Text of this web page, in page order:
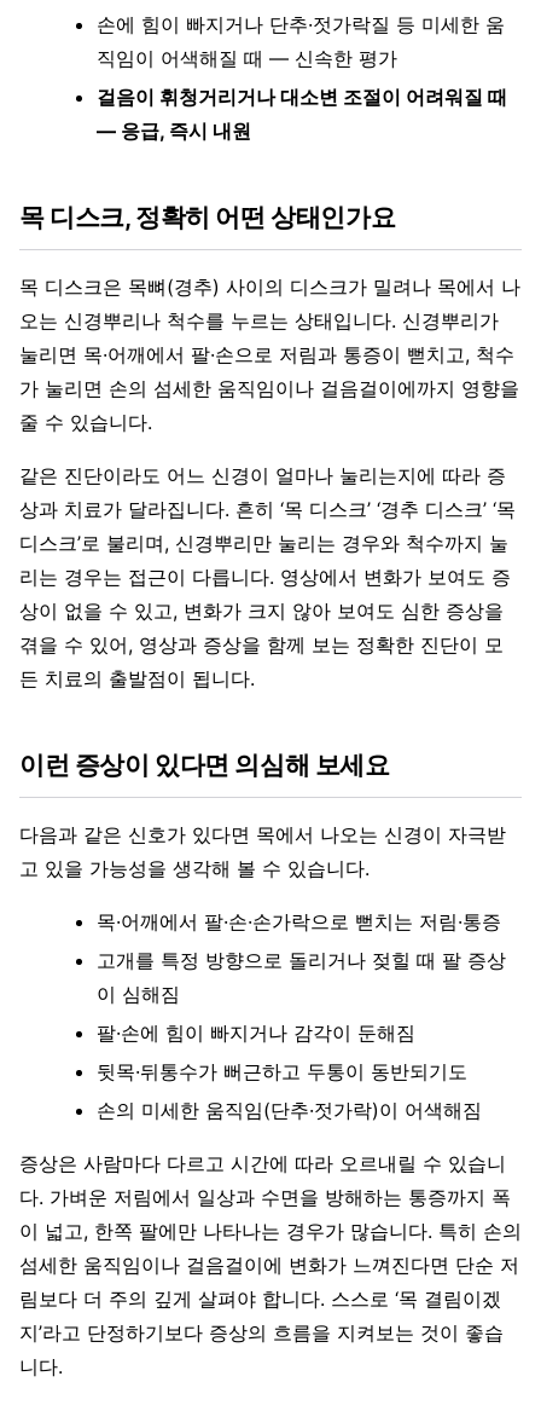
손에 힘이 빠지거나 단추·젓가락질 등 미세한 움
직임이 어색해질 때 — 신속한 평가
걸음이 휘청거리거나 대소변 조절이 어려워질 때
— 응급, 즉시 내원
목 디스크, 정확히 어떤 상태인가요
목 디스크은 목뼈(경추) 사이의 디스크가 밀려나 목에서 나
오는 신경뿌리나 척수를 누르는 상태입니다. 신경뿌리가
눌리면 목·어깨에서 팔·손으로 저림과 통증이 뻗치고, 척수
가 눌리면 손의 섬세한 움직임이나 걸음걸이에까지 영향을
줄 수 있습니다.
같은 진단이라도 어느 신경이 얼마나 눌리는지에 따라 증
상과 치료가 달라집니다. 흔히 ‘목 디스크’ ‘경추 디스크’ ‘목
디스크’로 불리며, 신경뿌리만 눌리는 경우와 척수까지 눌
리는 경우는 접근이 다릅니다. 영상에서 변화가 보여도 증
상이 없을 수 있고, 변화가 크지 않아 보여도 심한 증상을
겪을 수 있어, 영상과 증상을 함께 보는 정확한 진단이 모
든 치료의 출발점이 됩니다.
이런 증상이 있다면 의심해 보세요
다음과 같은 신호가 있다면 목에서 나오는 신경이 자극받
고 있을 가능성을 생각해 볼 수 있습니다.
목·어깨에서 팔·손·손가락으로 뻗치는 저림·통증
고개를 특정 방향으로 돌리거나 젖힐 때 팔 증상
이 심해짐
팔·손에 힘이 빠지거나 감각이 둔해짐
뒷목·뒤통수가 뻐근하고 두통이 동반되기도
손의 미세한 움직임(단추·젓가락)이 어색해짐
증상은 사람마다 다르고 시간에 따라 오르내릴 수 있습니
다. 가벼운 저림에서 일상과 수면을 방해하는 통증까지 폭
이 넓고, 한쪽 팔에만 나타나는 경우가 많습니다. 특히 손의
섬세한 움직임이나 걸음걸이에 변화가 느껴진다면 단순 저
림보다 더 주의 깊게 살펴야 합니다. 스스로 ‘목 결림이겠
지’라고 단정하기보다 증상의 흐름을 지켜보는 것이 좋습
니다.